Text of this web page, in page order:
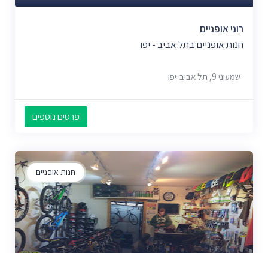
רוני אופניים
חנות אופניים בתל אביב - יפו
שמעוני 9, תל אביב-יפו
פרטים נוספים
חנות אופניים